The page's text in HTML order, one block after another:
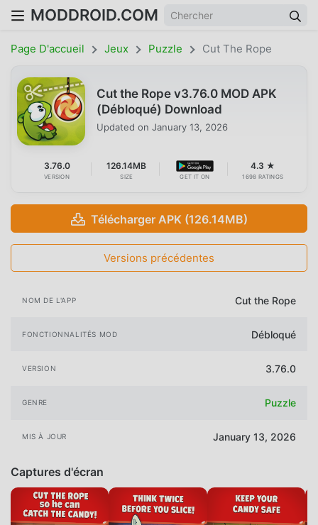
MODDROID.COM
Page D'accueil Jeux Puzzle Cut The Rope
Cut the Rope v3.76.0 MOD APK
(Débloqué) Download
Updated on January 13, 2026
3.76.0
VERSION
126.14MB
SIZE GET IT ON
4.3 ★
1698 RATINGS
Télécharger APK (126.14MB)
Versions précédentes
NOM DE L'APP Cut the Rope
FONCTIONNALITÉS MOD Débloqué
VERSION 3.76.0
GENRE Puzzle
MIS À JOUR January 13, 2026
Captures d'écran